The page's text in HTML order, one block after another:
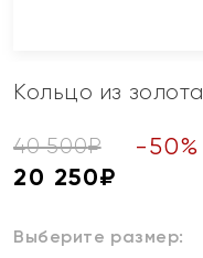
Кольцо из золота
40 500₽ -50%
20 250₽
Выберите размер: